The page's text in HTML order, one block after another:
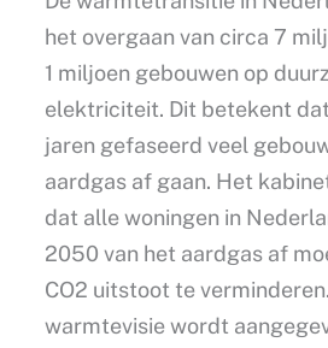
het overgaan van circa 7
1 miljoen gebouwen op
elektriciteit. Dit betekent
jaren gefaseerd veel
aardgas af gaan. Het
dat alle woningen in
2050 van het aardgas af
CO2 uitstoot te
warmtevisie wordt